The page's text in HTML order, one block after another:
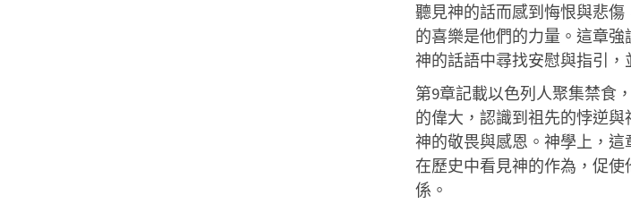
聽見神的話而感到悔恨與悲
的喜樂是他們的力量。這章
神的話語中尋找安慰與指引
第9章記載以色列人聚集禁食
的偉大，認識到祖先的悖逆
神的敬畏與感恩。神學上，
在歷史中看見神的作為，促
係。